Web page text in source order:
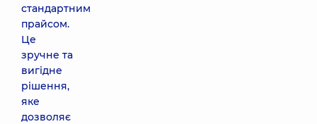
стандартним
прайсом.
Це
зручне та
вигідне
рішення,
яке
дозволяє